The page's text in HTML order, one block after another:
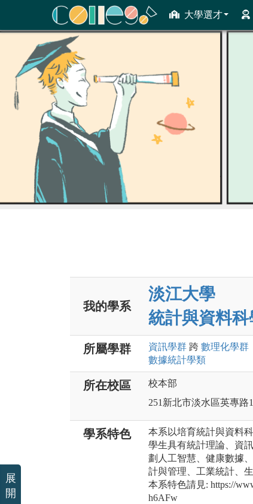
大學選才
ColleGo! 大學選才與高中育才輔助系統
我的學系
淡江大學
統計與資料
所屬學群 資訊學群 跨 數理化學群
數據統計學類
所在校區
校本部
251新北市淡水區英專路
學系特色
本系以培育統計與資料
學生具有統計理論、資
劃人工智慧、健康數據
計與管理、工業統計、
本系特色請見: https://
h6AFw
展
開